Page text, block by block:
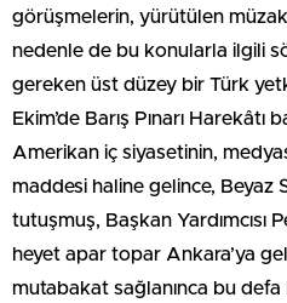
görüşmelerin, yürütülen
nedenle de bu konularla ilgili
gereken üst düzey bir Türk
Ekim’de Barış Pınarı Harekâtı
Amerikan iç siyasetinin,
maddesi haline gelince, Beyaz
tutuşmuş, Başkan Yardımcısı
heyet apar topar Ankara’ya
mutabakat sağlanınca bu